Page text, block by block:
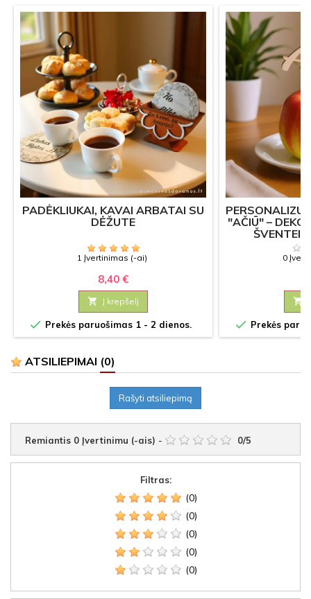
PADĖKLIUKAI, KAVAI ARBATAI SU
DĖŽUTE
1 Įvertinimas (-ai)
8,40 €
 Į krepšelį
 Prekės paruošimas 1 - 2 dienos.
"AČIŪ" –
ŠVENTEI
0

 Prekės
ATSILIEPIMAI (0)
Rašyti atsiliepimą
Remiantis 0 Įvertinimu (-ais) - 0/5
Filtras:
(0)
(0)
(0)
(0)
(0)